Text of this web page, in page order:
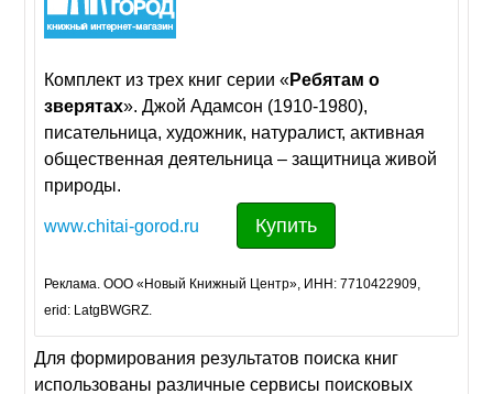
Комплект из трех книг серии «Ребятам о
зверятах». Джой Адамсон (1910-1980),
писательница, художник, натуралист, активная
общественная деятельница – защитница живой
природы.
www.chitai-gorod.ru Купить
Реклама. ООО «Новый Книжный Центр», ИНН: 7710422909,
erid: LatgBWGRZ.
Для формирования результатов поиска книг
использованы различные сервисы поисковых